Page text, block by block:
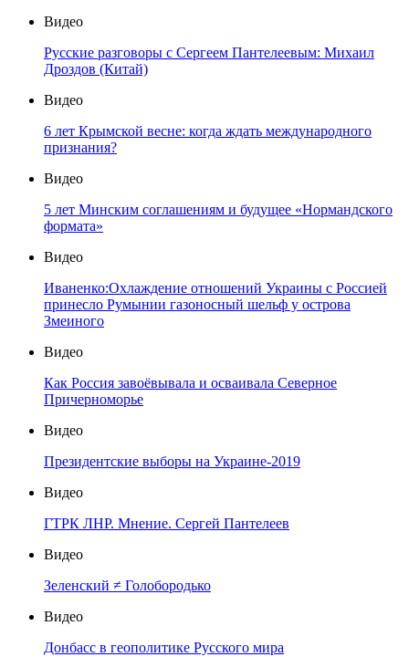
Видео
Русские разговоры с Сергеем Пантелеевым: Михаил
Дроздов (Китай)
Видео
6 лет Крымской весне: когда ждать международного
признания?
Видео
5 лет Минским соглашениям и будущее «Нормандского
формата»
Видео
Иваненко:Охлаждение отношений Украины с Россией
принесло Румынии газоносный шельф у острова
Змеиного
Видео
Как Россия завоёвывала и осваивала Северное
Причерноморье
Видео
Президентские выборы на Украине-2019
Видео
ГТРК ЛНР. Мнение. Сергей Пантелеев
Видео
Зеленский ≠ Голобородько
Видео
Донбасс в геополитике Русского мира